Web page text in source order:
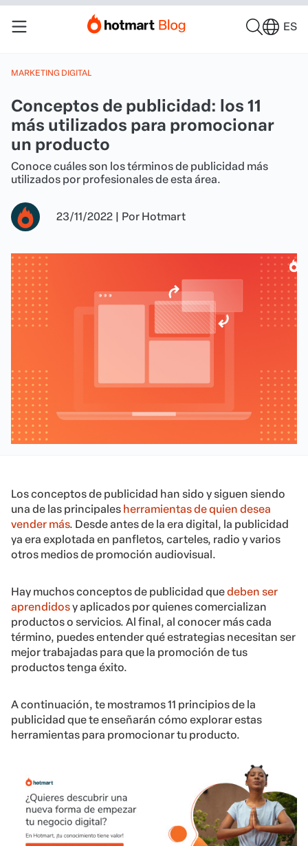
ES
MARKETING DIGITAL
Conceptos de publicidad: los 11
más utilizados para promocionar
un producto
Conoce cuáles son los términos de publicidad más
utilizados por profesionales de esta área.
23/11/2022 | Por Hotmart
Los conceptos de publicidad han sido y siguen siendo
una de las principales herramientas de quien desea
vender más. Desde antes de la era digital, la publicidad
ya era explotada en panfletos, carteles, radio y varios
otros medios de promoción audiovisual.
Hay muchos conceptos de publicidad quedeben ser
aprendidosy aplicados por quienes comercializan
productos o servicios. Al final, al conocer más cada
término, puedes entender qué estrategias necesitan ser
mejor trabajadas para que la promoción de tus
productos tenga éxito.
A continuación, te mostramos 11 principios de la
publicidad que te enseñarán cómo explorar estas
herramientas para promocionar tu producto.